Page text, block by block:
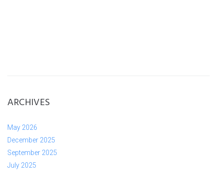
ARCHIVES
May 2026
December 2025
September 2025
July 2025